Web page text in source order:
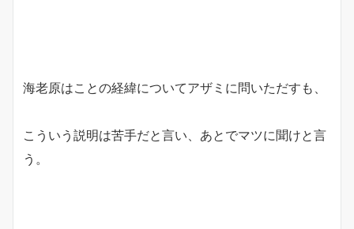
海老原はことの経緯についてアザミに問いただすも、
こういう説明は苦手だと言い、あとでマツに聞けと言
う。